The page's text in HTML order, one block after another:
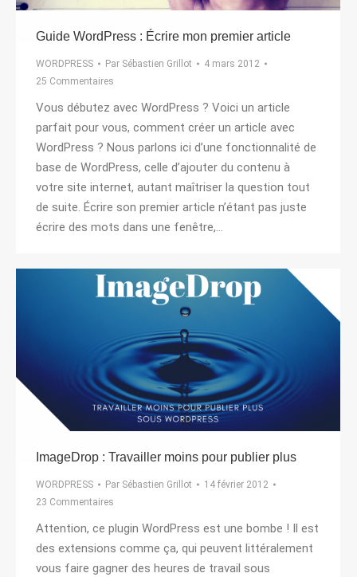
Guide WordPress : Écrire mon premier article
WORDPRESS Par Sébastien Grillot
4 mars 2012
25 Commentaires
Vous débutez avec WordPress ? Voici un article
parfait pour vous, comment créer un article avec
WordPress ? Nous parlons ici d’une fonctionnalité de
base de WordPress, celle d’ajouter du contenu à
votre site internet, autant maîtriser la question tout
de suite. Écrire son premier article n’étant pas juste
écrire des mots dans une fenêtre,…
ImageDrop : Travailler moins pour publier plus
WORDPRESS Par Sébastien Grillot
14 février 2012
23 Commentaires
Attention, ce plugin WordPress est une bombe ! Il est
des extensions comme ça, qui peuvent littéralement
vous faire gagner des heures de travail sous